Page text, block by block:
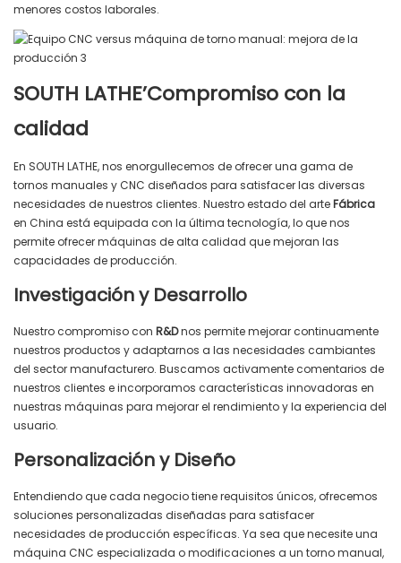
menores costos laborales.
SOUTH LATHE’Compromiso con la
calidad
En SOUTH LATHE, nos enorgullecemos de ofrecer una gama de
tornos manuales y CNC diseñados para satisfacer las diversas
necesidades de nuestros clientes. Nuestro estado del arteFábrica
en China está equipada con la última tecnología, lo que nos
permite ofrecer máquinas de alta calidad que mejoran las
capacidades de producción.
Investigación y Desarrollo
Nuestro compromiso con R&Dnos permite mejorar continuamente
nuestros productos y adaptarnos a las necesidades cambiantes
del sector manufacturero. Buscamos activamente comentarios de
nuestros clientes e incorporamos características innovadoras en
nuestras máquinas para mejorar el rendimiento y la experiencia del
usuario.
Personalización y Diseño
Entendiendo que cada negocio tiene requisitos únicos, ofrecemos
soluciones personalizadas diseñadas para satisfacer
necesidades de producción específicas. Ya sea que necesite una
máquina CNC especializada o modificaciones a un torno manual,